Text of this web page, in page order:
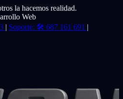
la hacemos realidad.
Web
| Soporte: 🛠️ 687 161 691 |